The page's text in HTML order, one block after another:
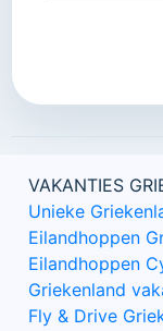
VAKANTIES
Unieke
Eilandhoppen
Eilandhoppen
Griekenland
Fly & Drive